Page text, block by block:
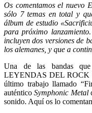
Os comentamos el nuevo
sólo 7 temas en total y
álbum de estudio
para próximo
incluyen dos versiones de
los alemanes, y que a
Una de las bandas
LEYENDAS DEL ROCK
último trabajo llamado
auténticoSymphonic Metal
sonido. Aquí os lo